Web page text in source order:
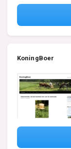
KoningBoer